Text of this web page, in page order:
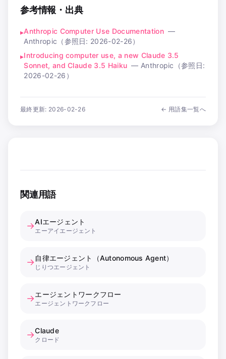
参考情報・出典
▸Anthropic Computer Use Documentation —
Anthropic （参照日: 2026-02-26）
▸Introducing computer use, a new Claude 3.5
Sonnet, and Claude 3.5 Haiku — Anthropic
（参照日:
2026-02-26 ）
最終更新: 2026-02-26 ← 用語集一覧へ
関連用語
→AIエージェント
エーアイエージェント
→自律エージェント（Autonomous Agent）
じりつエージェント
→エージェントワークフロー
エージェントワークフロー
→Claude
クロード